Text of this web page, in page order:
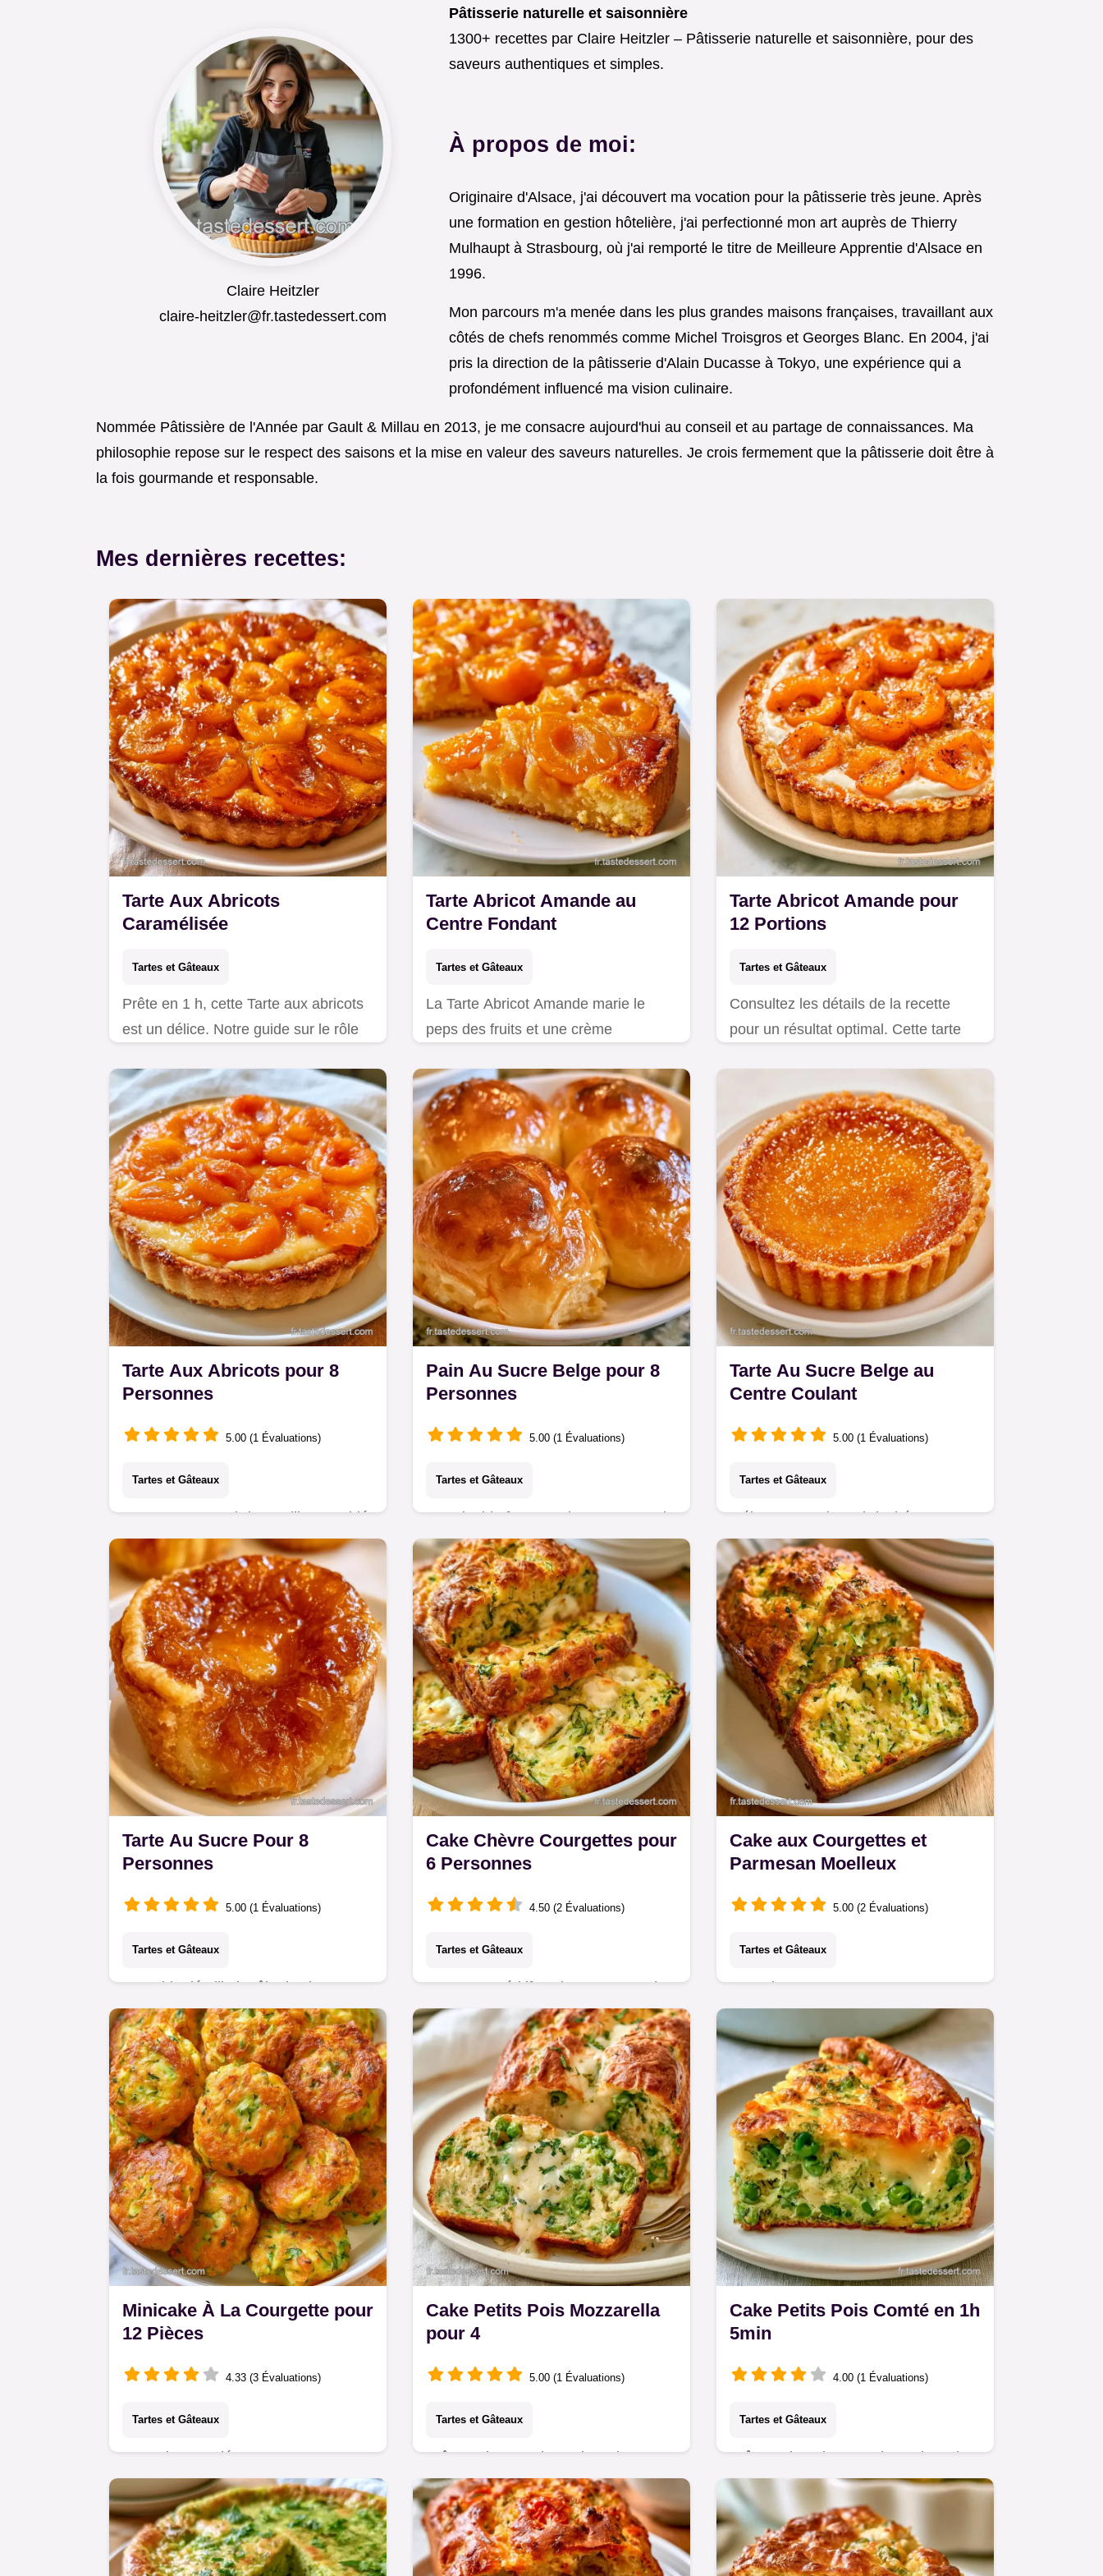
Claire Heitzler
claire-heitzler@fr.tastedessert.com
Pâtisserie naturelle et saisonnière
1300+ recettes par Claire Heitzler – Pâtisserie naturelle et saisonnière, pour des
saveurs authentiques et simples.
À propos de moi:
Originaire d'Alsace, j'ai découvert ma vocation pour la pâtisserie très jeune. Après
une formation en gestion hôtelière, j'ai perfectionné mon art auprès de Thierry
Mulhaupt à Strasbourg, où j'ai remporté le titre de Meilleure Apprentie d'Alsace en
1996.
Mon parcours m'a menée dans les plus grandes maisons françaises, travaillant aux
côtés de chefs renommés comme Michel Troisgros et Georges Blanc. En 2004, j'ai
pris la direction de la pâtisserie d'Alain Ducasse à Tokyo, une expérience qui a
profondément influencé ma vision culinaire.
Nommée Pâtissière de l'Année par Gault & Millau en 2013, je me consacre aujourd'hui au conseil et au partage de connaissances. Ma
philosophie repose sur le respect des saisons et la mise en valeur des saveurs naturelles. Je crois fermement que la pâtisserie doit être à
la fois gourmande et responsable.
Mes dernières recettes:
Tarte Aux Abricots
Caramélisée
Tartes et Gâteaux
Prête en 1 h, cette Tarte aux abricots
est un délice. Notre guide sur le rôle
croustillante et des fruits fondants.
Tarte Abricot Amande au
Centre Fondant
Tartes et Gâteaux
La Tarte Abricot Amande marie le
peps des fruits et une crème
étapes de réalisation pour réussir ce
dessert. Prête en 1h 40min.
Tarte Abricot Amande pour
12 Portions
Tartes et Gâteaux
Consultez les détails de la recette
pour un résultat optimal. Cette tarte
Tarte Aux Abricots pour 8
Personnes
5.00 (1 Évaluations)
Tartes et Gâteaux
Cette Tarte aux abricots allie un sablé
croquant à des fruits fondants.
Retrouvez le rôle de chaque
ingrédient pour un résultat précis.
Temps total : 3h 10min.
Pain Au Sucre Belge pour 8
Personnes
5.00 (1 Évaluations)
Tartes et Gâteaux
Une double fermentation pour ce Pain
au sucre belge. Le rôle des
ingrédients est détaillé pour réussir ce
pagnon traditionnel borain en 2h
55min.
Tarte Au Sucre Belge au
Centre Coulant
5.00 (1 Évaluations)
Tartes et Gâteaux
Mélangez une base briochée et un
cœur caramélisé pour réussir votre
Tarte au sucre belge. Consultez les
détails de la recette pour un résultat
gourmand en 1 h…
Tarte Au Sucre Pour 8
Personnes
5.00 (1 Évaluations)
Tartes et Gâteaux
Un guide détaille le rôle de chaque
ingrédient. Cette Tarte au sucre
s'adresse aux amateurs de traditions
du Nord et de saveurs authentiques.
Cake Chèvre Courgettes pour
6 Personnes
4.50 (2 Évaluations)
Tartes et Gâteaux
Pour vos apéritifs, misez sur ce Cake
chèvre courgettes. Apprenez le rôle
de chaque ingrédient pour obtenir une
mie dense et aérée sans être
détrempée.
Cake aux Courgettes et
Parmesan Moelleux
5.00 (2 Évaluations)
Tartes et Gâteaux
Ce Cake aux courgettes et parmesan
offre un cœur tendre. Retrouvez
l'astuce pour un résultat moelleux.
Prêt en 1h05 pour vos apéritifs
gourmands.
Minicake À La Courgette pour
12 Pièces
4.33 (3 Évaluations)
Tartes et Gâteaux
Les cakes aux légumes sont souvent
trop spongieux. Ce Minicake à la
courgette évite cet effet grâce à
l'extraction de l'eau, voir les Détails de
la Recette.
Cake Petits Pois Mozzarella
pour 4
5.00 (1 Évaluations)
Tartes et Gâteaux
Prêt en 1h, ce Cake petits pois
mozzarella est aérien. Inclut l'astuce
pour un cake aérien pour garantir un
résultat léger et fondant.
Cake Petits Pois Comté en 1h
5min
4.00 (1 Évaluations)
Tartes et Gâteaux
Prêt en 1h 5min, ce Cake petits pois
comté est idéal. Le rôle de chaque
ingrédient est détaillé pour garantir
une mie souple et une réussite totale.